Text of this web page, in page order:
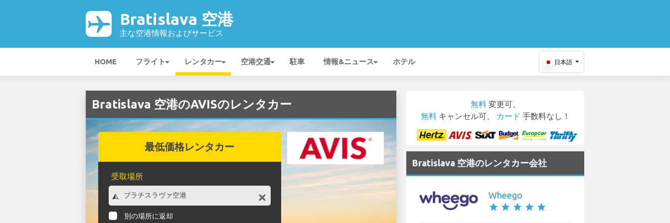
Bratislava 空港
主な空港情報およびサービス
HOME フライト レンタカー 空港交通 駐車 情報&ニュース ホテル 日本語
Bratislava 空港のAVISのレンタカー
最低価格レンタカー
受取場所
別の場所に返却
無料変更可、
無料キャンセル可、 カード 手数料なし！
Bratislava 空港のレンタカー会社
Wheego
star star star star star